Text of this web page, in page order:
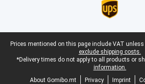
Legal footer
Prices mentioned on this page include VAT
exclude shipping costs.
*Delivery times do not apply to all products or
information.
About Gomibo.mt
Privacy Imprint